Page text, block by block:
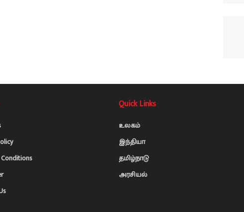
Quick Links
உலகம்
இந்தியா
தமிழ்நாடு
அரசியல்